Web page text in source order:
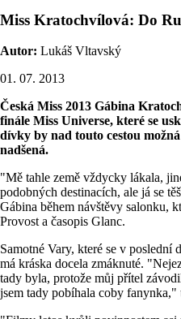
Miss Kratochvílová: Do
Autor: Lukáš Vltavský
01. 07. 2013
Česká Miss 2013 Gábina
finále Miss Universe, které se
dívky by nad touto cestou
nadšená.
"Mě tahle země vždycky lákala,
podobných destinacích, ale já se
Gábina během návštěvy salonku,
Provost a časopis Glanc.
Samotné Vary, které se v poslední
má kráska docela zmáknuté.
tady byla, protože můj přítel
jsem tady pobíhala coby fanynka,"